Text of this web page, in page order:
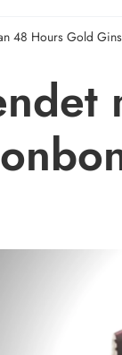
48 Hours Gold